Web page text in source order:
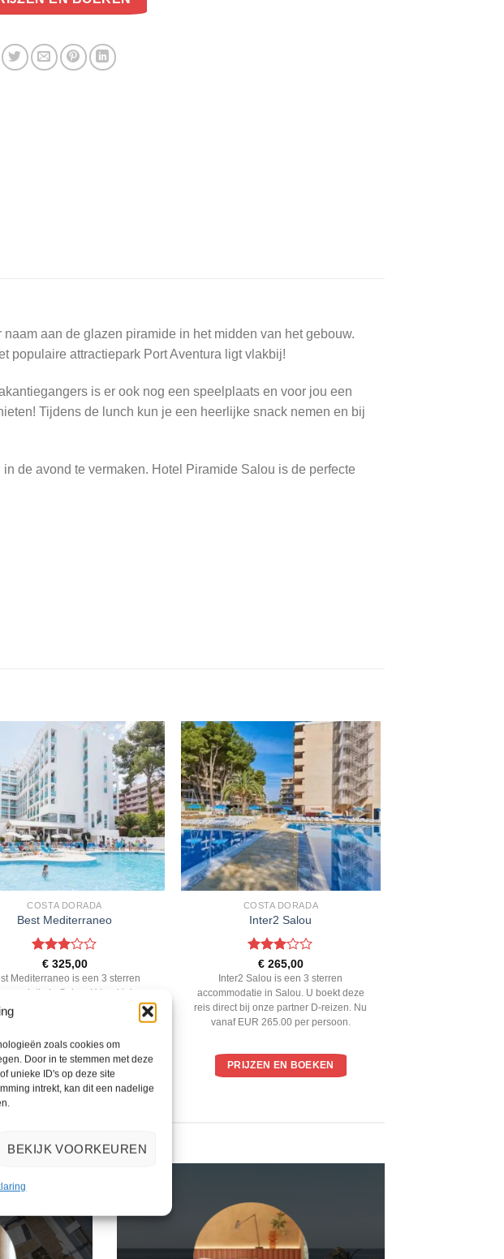
zoals cookies om
Door in te stemmen met deze
unieke ID's op deze site
intrekt, kan dit een nadelige
BEKIJK VOORKEUREN
aan de glazen piramide in het midden van het gebouw.
populaire attractiepark Port Aventura ligt vlakbij!
is er ook nog een speelplaats en voor jou een
Tijdens de lunch kun je een heerlijke snack nemen en bij
de avond te vermaken. Hotel Piramide Salou is de perfecte
COSTA DORADA
Best Mediterraneo
Gewaardeerd
3uit 5
€325,00
Mediterraneo is een 3 sterren
in Salou. U boekt deze
bij onze partner D-reizen. Nu
PRIJZEN EN BOEKEN
COSTA DORADA
Inter2 Salou
Gewaardeerd
3uit 5
€265,00
Inter2 Salou is een 3 sterren
accommodatie in Salou. U boekt deze
reis direct bij onze partner D-reizen. Nu
vanaf EUR 265.00 per persoon.
PRIJZEN EN BOEKEN